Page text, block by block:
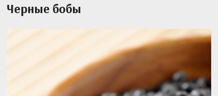
Черные бобы